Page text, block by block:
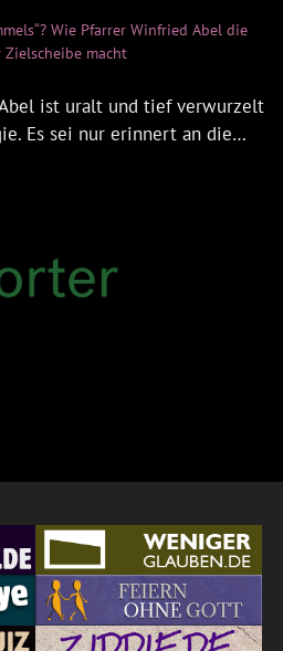
Wie Pfarrer Winfried Abel die
Zielscheibe macht
ist uralt und tief verwurzelt
Es sei nur erinnert an die…